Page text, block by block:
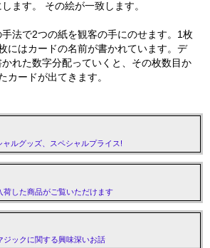
ます。 その絵が一致します。
法で2つの紙を観客の手にのせます。1枚
にはカードの名前が書かれています。デ
れた数字分配っていくと、その枚数目か
カードが出てきます。
ャルグッズ、スペシャルプライス!
荷した商品がご覧いただけます
ジックに関する興味深いお話